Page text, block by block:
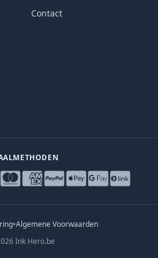
Contact
•Algemene Voorwaarden
Ink Hero.be